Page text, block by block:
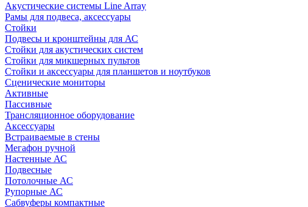
Акустические системы Line Array
Рамы для подвеса, аксессуары
Стойки
Подвесы и кронштейны для АС
Стойки для акустических систем
Стойки для микшерных пультов
Стойки и аксессуары для планшетов и ноутбуков
Сценические мониторы
Активные
Пассивные
Трансляционное оборудование
Аксессуары
Встраиваемые в стены
Мегафон ручной
Настенные АС
Подвесные
Потолочные АС
Рупорные АС
Сабвуферы компактные